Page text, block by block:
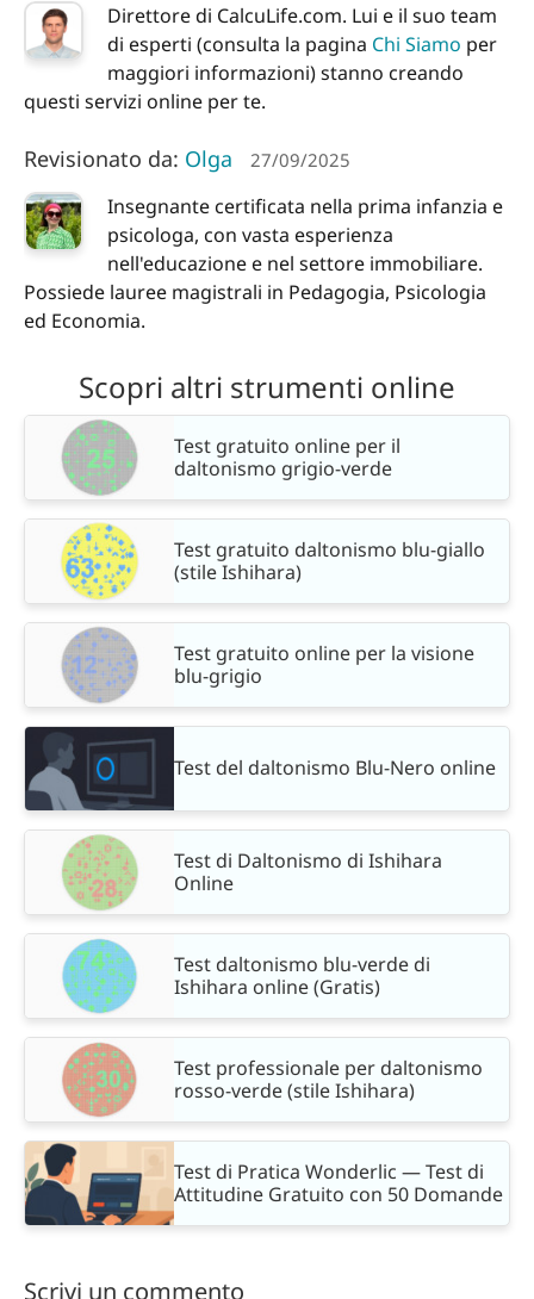
Direttore di CalcuLife.com. Lui e il suo team
di esperti (consulta la pagina Chi Siamo per
maggiori informazioni) stanno creando
questi servizi online per te.
Revisionato da: Olga 27/09/2025
Insegnante certificata nella prima infanzia e
psicologa, con vasta esperienza
nell'educazione e nel settore immobiliare.
Possiede lauree magistrali in Pedagogia, Psicologia
ed Economia.
Scopri altri strumenti online
Test gratuito online per il
daltonismo grigio-verde
Test gratuito daltonismo blu-giallo
(stile Ishihara)
Test gratuito online per la visione
blu-grigio
Test del daltonismo Blu-Nero online
Test di Daltonismo di Ishihara
Online
Test daltonismo blu-verde di
Ishihara online (Gratis)
Test professionale per daltonismo
rosso-verde (stile Ishihara)
Test di Pratica Wonderlic — Test di
Attitudine Gratuito con 50 Domande
Scrivi un commento